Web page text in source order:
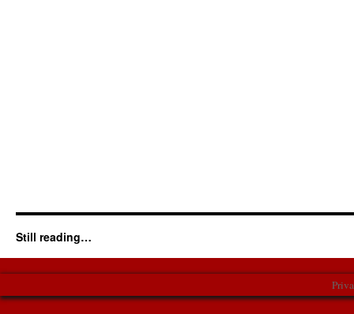
Still reading…